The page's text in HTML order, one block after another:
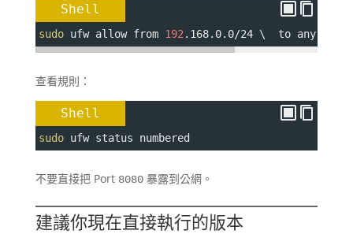
Shell
sudo ufw allow from 192 .168.0.0/24 \  to any port
查看規則：
Shell
sudo ufw status numbered
不要直接把 Port 8080暴露到公網。
建議你現在直接執行的版本